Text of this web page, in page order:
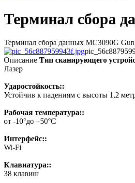
Терминал сбора
Терминал сбора данных MC3090G
Описание Тип сканирующего
Лазер
Ударостойкость::
Устойчив к падениям с высоты 1,2
Рабочая температура::
от -10°до +50°C
Интерфейс::
Wi-Fi
Клавиатура::
38 клавиш